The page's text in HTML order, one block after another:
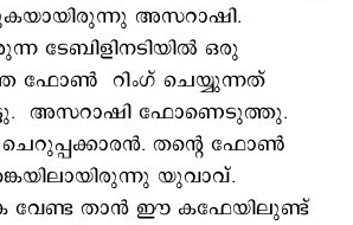
അസറാഷി.
ടേബിളിനടിയില്‍ ഒരു
ഫോണ്‍ റിംഗ് ചെയ്യുന്നത്
അസറാഷി ഫോണെടുത്തു.
തന്‍റെ ഫോണ്‍
യുവാവ്.
വേണ്ട താന്‍ ഈ കഫേയിലുണ്ട്